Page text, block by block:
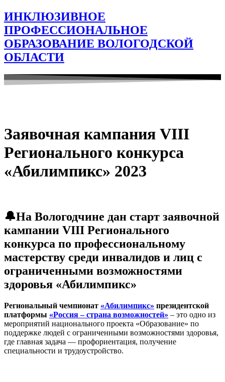
ИНКЛЮЗИВНОЕ
ПРОФЕССИОНАЛЬНОЕ
ОБРАЗОВАНИЕ ВОЛОГОДСКОЙ
ОБЛАСТИ
Заявочная кампания VIII
Регионального конкурса
«Абилимпикс» 2023
🔔На Вологодчине дан старт заявочной
кампании VIII Регионального
конкурса по профессиональному
мастерству среди инвалидов и лиц с
ограниченными возможностями
здоровья «Абилимпикс»
Региональный чемпионат «Абилимпикс» президентской
платформы «Россия – страна возможностей» – это одно из
мероприятий национального проекта «Образование» по
поддержке людей с ограниченными возможностями здоровья,
где главная задача — профориентация, получение
специальности и трудоустройство.